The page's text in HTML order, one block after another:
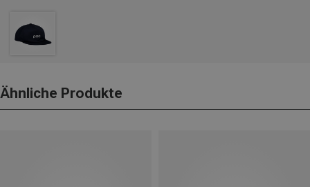
Ähnliche Produkte